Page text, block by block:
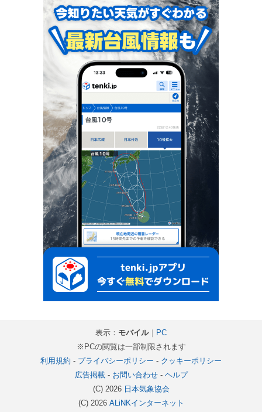
表示： モバイル｜ PC
※PCの閲覧は一部制限されます
利用規約 - プライバシーポリシー - クッキーポリシー
広告掲載- お問い合わせ- ヘルプ
(C) 2026 日本気象協会
(C) 2026 ALiNKインターネット